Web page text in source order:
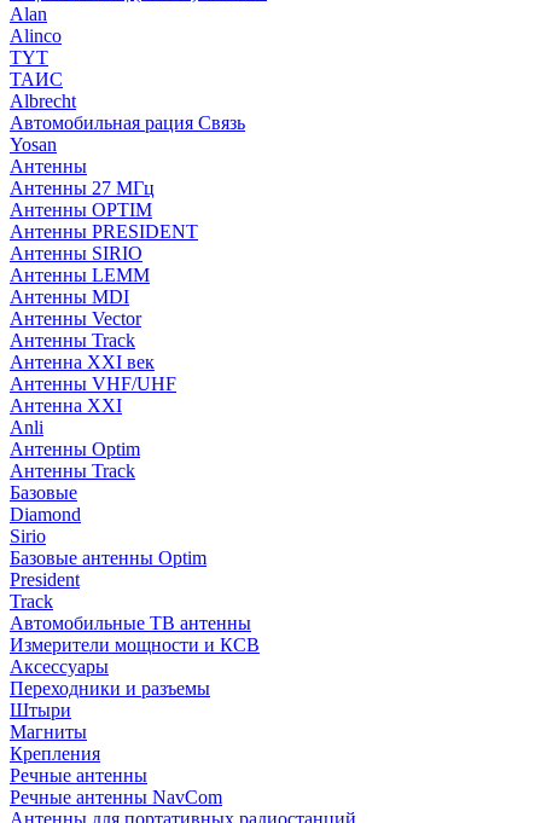
Alan
Alinco
TYT
ТАИС
Albrecht
Автомобильная рация Связь
Yosan
Антенны
Антенны 27 МГц
Антенны OPTIM
Антенны PRESIDENT
Антенны SIRIO
Антенны LEMM
Антенны MDI
Антенны Vector
Антенны Track
Антенна XXI век
Антенны VHF/UHF
Антенна XXI
Anli
Антенны Optim
Антенны Track
Базовые
Diamond
Sirio
Базовые антенны Optim
President
Track
Автомобильные ТВ антенны
Измерители мощности и КСВ
Аксессуары
Переходники и разъемы
Штыри
Магниты
Крепления
Речные антенны
Речные антенны NavCom
Антенны для портативных радиостанций